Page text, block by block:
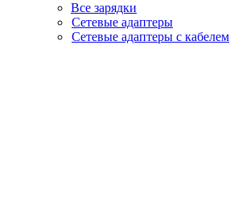
Все зарядки
Сетевые адаптеры
Сетевые адаптеры с кабелем